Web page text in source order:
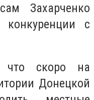
Захарченко
конкуренции с
скоро на
Донецкой